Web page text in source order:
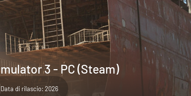
3 - PC (Steam)
Data di rilascio: 2026